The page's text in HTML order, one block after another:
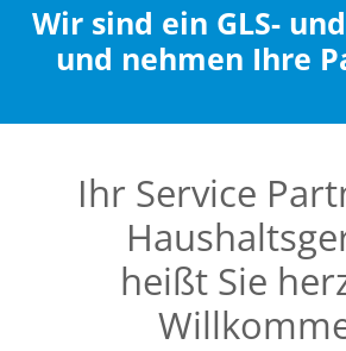
Wir sind ein GLS-
und nehmen Ihre
Ihr Service
heißt Sie